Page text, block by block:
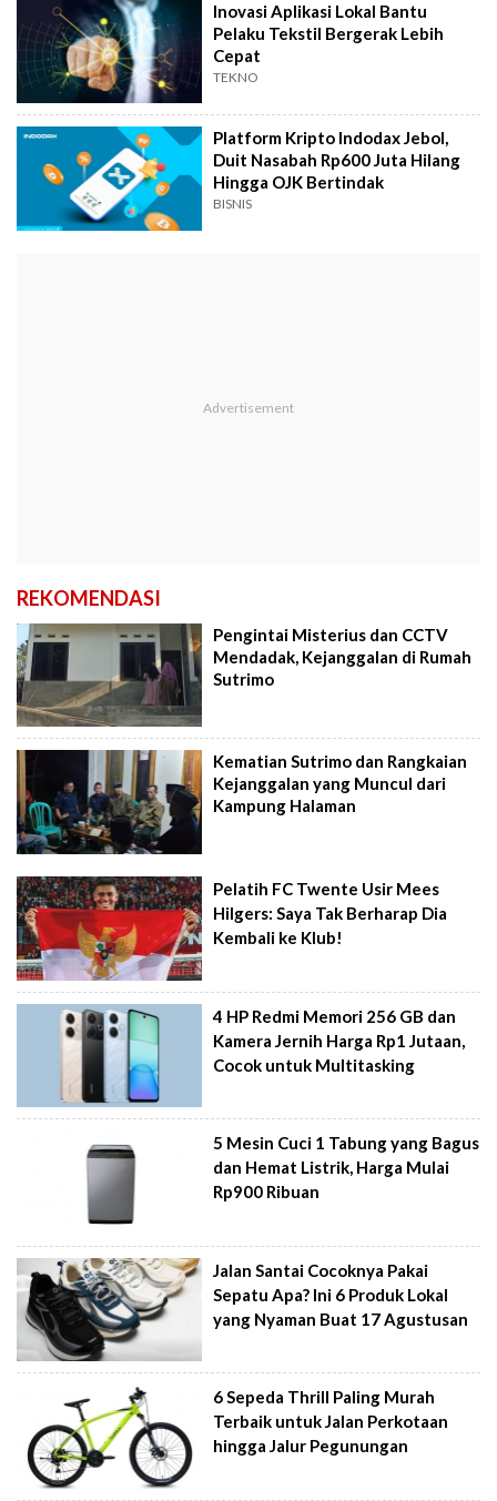
Inovasi Aplikasi Lokal Bantu
Pelaku Tekstil Bergerak Lebih
Cepat
TEKNO
Platform Kripto Indodax Jebol,
Duit Nasabah Rp600 Juta Hilang
Hingga OJK Bertindak
BISNIS
REKOMENDASI
Pengintai Misterius dan CCTV
Mendadak, Kejanggalan di Rumah
Sutrimo
Kematian Sutrimo dan Rangkaian
Kejanggalan yang Muncul dari
Kampung Halaman
Pelatih FC Twente Usir Mees
Hilgers: Saya Tak Berharap Dia
Kembali ke Klub!
4 HP Redmi Memori 256 GB dan
Kamera Jernih Harga Rp1 Jutaan,
Cocok untuk Multitasking
5 Mesin Cuci 1 Tabung yang Bagus
dan Hemat Listrik, Harga Mulai
Rp900 Ribuan
Jalan Santai Cocoknya Pakai
Sepatu Apa? Ini 6 Produk Lokal
yang Nyaman Buat 17 Agustusan
6 Sepeda Thrill Paling Murah
Terbaik untuk Jalan Perkotaan
hingga Jalur Pegunungan